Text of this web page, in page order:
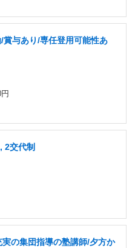
与あり/専任登用可能性あ
2交代制
実の集団指導の塾講師/夕方か